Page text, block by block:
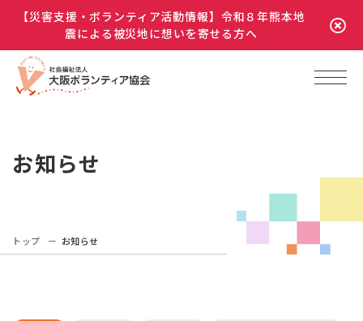
【災害支援・ボランティア活動情報】令和８年熊本地
震による被災地に想いを寄せる方へ
お知らせ
トップ お知らせ